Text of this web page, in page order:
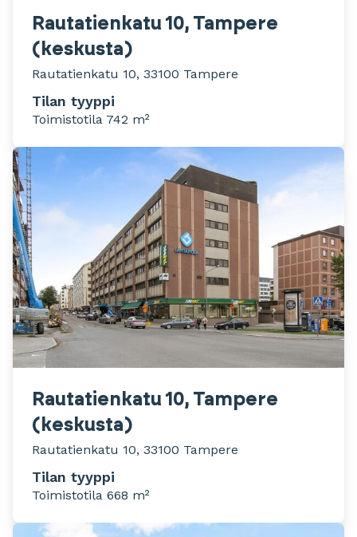
Rautatienkatu 10, Tampere
(keskusta)
Rautatienkatu 10, 33100 Tampere
Tilan tyyppi
Toimistotila 742 m²
Rautatienkatu 10, Tampere
(keskusta)
Rautatienkatu 10, 33100 Tampere
Tilan tyyppi
Toimistotila 668 m²